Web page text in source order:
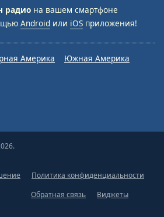
радио на вашем смартфоне
Android или iOS приложения!
Америка
Южная Америка
Политика конфиденциальности
Обратная связь
Виджеты